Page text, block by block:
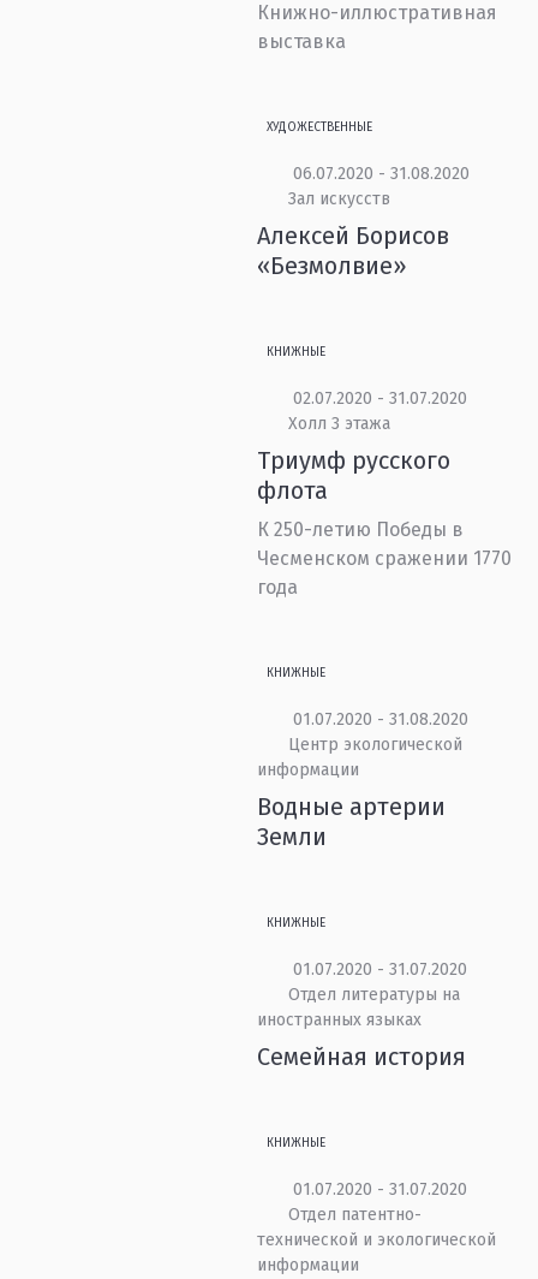
Книжно-иллюстративная
выставка
ХУДОЖЕСТВЕННЫЕ
06.07.2020 - 31.08.2020
Зал искусств
Алексей Борисов
«Безмолвие»
КНИЖНЫЕ
02.07.2020 - 31.07.2020
Холл 3 этажа
Триумф русского
флота
К 250-летию Победы в
Чесменском сражении 1770
года
КНИЖНЫЕ
01.07.2020 - 31.08.2020
Центр экологической
информации
Водные артерии
Земли
КНИЖНЫЕ
01.07.2020 - 31.07.2020
Отдел литературы на
иностранных языках
Семейная история
КНИЖНЫЕ
01.07.2020 - 31.07.2020
Отдел патентно-
технической и экологической
информации